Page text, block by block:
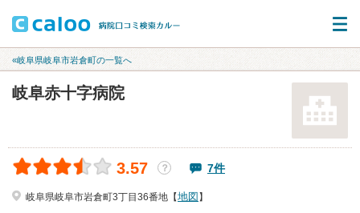
«岐阜県岐阜市岩倉町の一覧へ
岐阜赤十字病院
3.57 ？ 7件
岐阜県岐阜市岩倉町3丁目36番地【地図 】